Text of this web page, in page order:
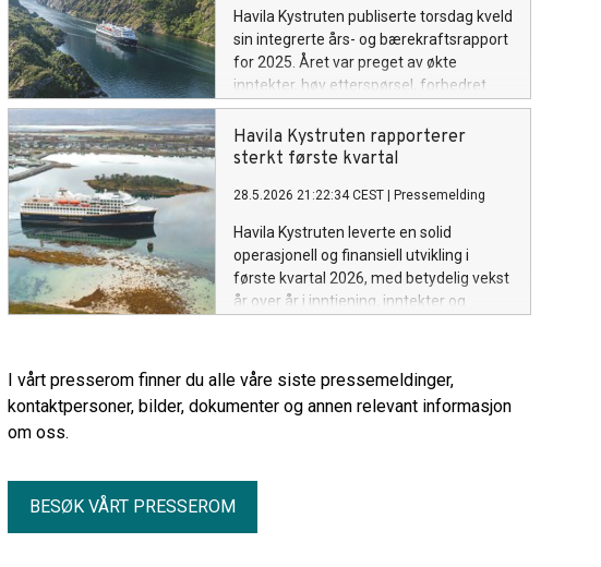
Havila Kystruten publiserte torsdag kveld
sin integrerte års- og bærekraftsrapport
for 2025. Året var preget av økte
inntekter, høy etterspørsel, forbedret
lønnsomhet og store skritt på miljøsiden.
Havila Kystruten rapporterer
sterkt første kvartal
28.5.2026 21:22:34 CEST Pressemelding
Havila Kystruten leverte en solid
operasjonell og finansiell utvikling i
første kvartal 2026, med betydelig vekst
år over år i inntjening, inntekter og
I vårt presserom finner du alle våre siste pressemeldinger,
kontaktpersoner, bilder, dokumenter og annen relevant informasjon
om oss.
BESØK VÅRT PRESSEROM